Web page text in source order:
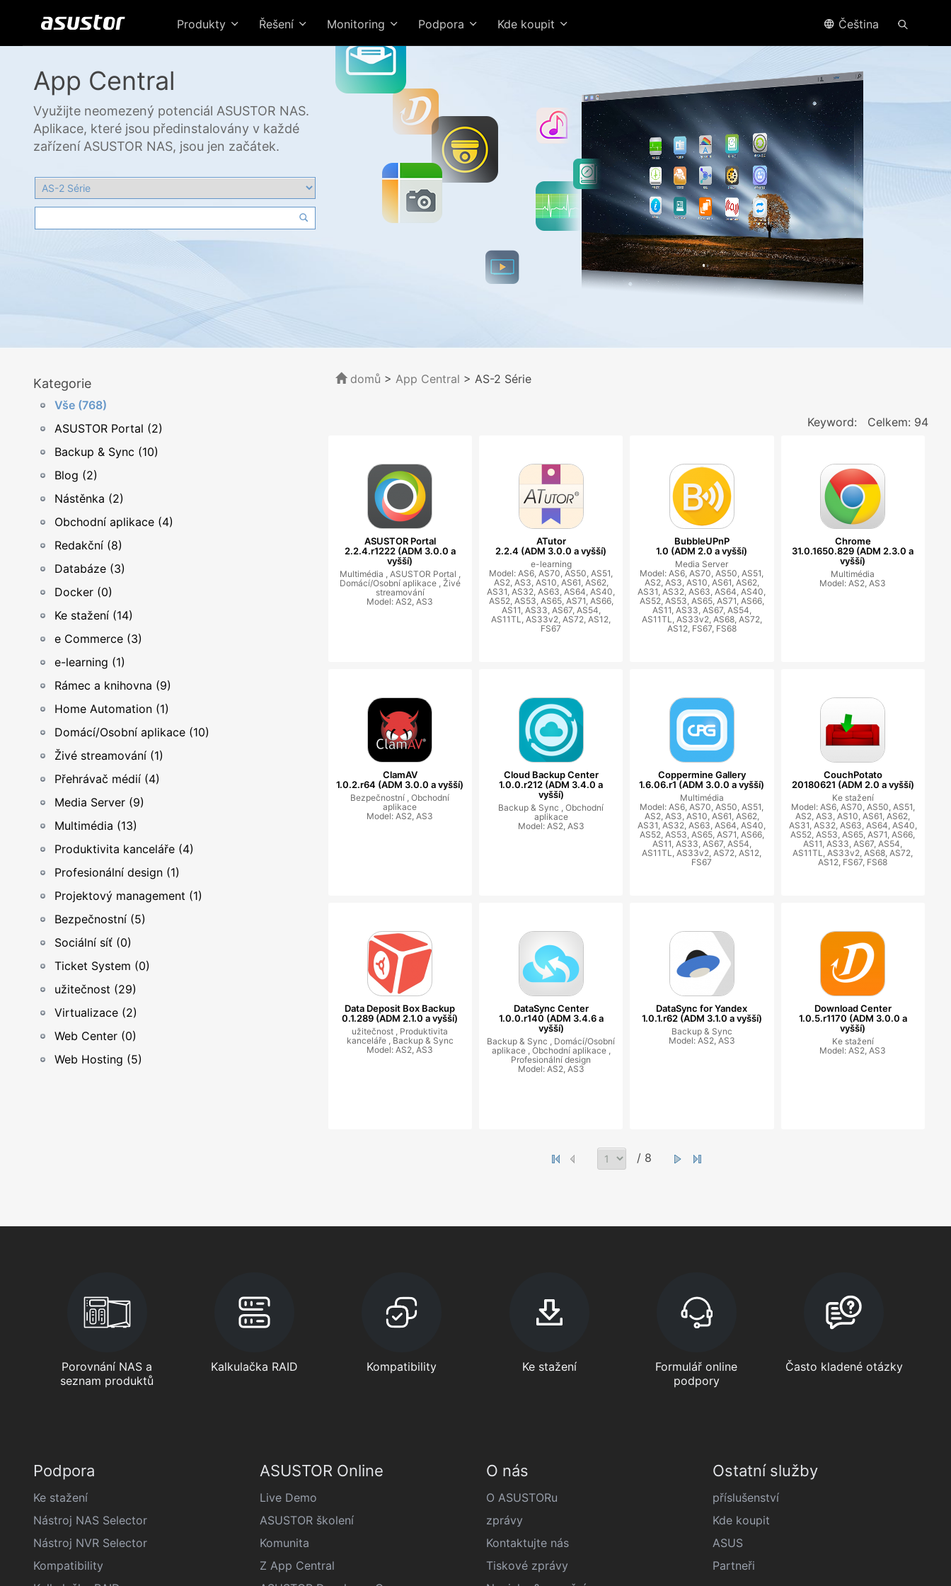
Produkty Řešení Monitoring Podpora Kde koupit Čeština
App Central
Využijte neomezený potenciál ASUSTOR NAS.
Aplikace, které jsou předinstalovány v každé
zařízení ASUSTOR NAS, jsou jen začátek.
Kategorie
Vše (768)
ASUSTOR Portal (2)
Backup & Sync (10)
Blog (2)
Nástěnka (2)
Obchodní aplikace (4)
Redakční (8)
Databáze (3)
Docker (0)
Ke stažení (14)
e Commerce (3)
e-learning (1)
Rámec a knihovna (9)
Home Automation (1)
Domácí/Osobní aplikace (10)
Živé streamování (1)
Přehrávač médií (4)
Media Server (9)
Multimédia (13)
Produktivita kanceláře (4)
Profesionální design (1)
Projektový management (1)
Bezpečnostní (5)
Sociální síť (0)
Ticket System (0)
užitečnost (29)
Virtualizace (2)
Web Center (0)
Web Hosting (5)
domů > App Central > AS-2 Série
Keyword: Celkem: 94
ASUSTOR Portal
2.2.4.r1222 (ADM 3.0.0 a
vyšší)
Multimédia , ASUSTOR Portal ,
Domácí/Osobní aplikace , Živé
streamování
Model: AS2, AS3
ATutor
2.2.4 (ADM 3.0.0 a vyšší)
e-learning
Model: AS6, AS70, AS50, AS51,
AS2, AS3, AS10, AS61, AS62,
AS31, AS32, AS63, AS64, AS40,
AS52, AS53, AS65, AS71, AS66,
AS11, AS33, AS67, AS54,
AS11TL, AS33v2, AS72, AS12,
FS67
BubbleUPnP
1.0 (ADM 2.0 a vyšší)
Media Server
Model: AS6, AS70, AS50, AS51,
AS2, AS3, AS10, AS61, AS62,
AS31, AS32, AS63, AS64, AS40,
AS52, AS53, AS65, AS71, AS66,
AS11, AS33, AS67, AS54,
AS11TL, AS33v2, AS68, AS72,
AS12, FS67, FS68
Chrome
31.0.1650.829 (ADM 2.3.0 a
vyšší)
Multimédia
Model: AS2, AS3
ClamAV
1.0.2.r64 (ADM 3.0.0 a vyšší)
Bezpečnostní ,Obchodní
aplikace
Model: AS2, AS3
Cloud Backup Center
1.0.0.r212 (ADM 3.4.0 a
vyšší)
Backup & Sync ,Obchodní
aplikace
Model: AS2, AS3
Coppermine Gallery
1.6.06.r1 (ADM 3.0.0 a vyšší)
Multimédia
Model: AS6, AS70, AS50, AS51,
AS2, AS3, AS10, AS61, AS62,
AS31, AS32, AS63, AS64, AS40,
AS52, AS53, AS65, AS71, AS66,
AS11, AS33, AS67, AS54,
AS11TL, AS33v2, AS72, AS12,
FS67
CouchPotato
20180621 (ADM 2.0 a vyšší)
Ke stažení
Model: AS6, AS70, AS50, AS51,
AS2, AS3, AS10, AS61, AS62,
AS31, AS32, AS63, AS64, AS40,
AS52, AS53, AS65, AS71, AS66,
AS11, AS33, AS67, AS54,
AS11TL, AS33v2, AS68, AS72,
AS12, FS67, FS68
Data Deposit Box Backup
0.1.289 (ADM 2.1.0 a vyšší)
užitečnost , Produktivita
kanceláře , Backup & Sync
Model: AS2, AS3
DataSync Center
1.0.0.r140 (ADM 3.4.6 a
vyšší)
Backup & Sync , Domácí/Osobní
aplikace , Obchodní aplikace ,
Profesionální design
Model: AS2, AS3
DataSync for Yandex
1.0.1.r62 (ADM 3.1.0 a vyšší)
Backup & Sync
Model: AS2, AS3
Download Center
1.0.5.r1170 (ADM 3.0.0 a
vyšší)
Ke stažení
Model: AS2, AS3
/ 8
Porovnání NAS a
seznam produktů
Kalkulačka RAID Kompatibility Ke stažení
Formulář online
podpory
Často kladené otázky
Podpora
Ke stažení
Nástroj NAS Selector
Nástroj NVR Selector
Kompatibility
ASUSTOR Online
Live Demo
ASUSTOR školení
Komunita
Z App Central
O nás
O ASUSTORu
zprávy
Kontaktujte nás
Tiskové zprávy
Ostatní služby
příslušenství
Kde koupit
ASUS
Partneři